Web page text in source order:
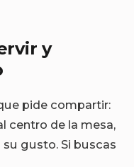
y
pide compartir:
centro de la mesa,
gusto. Si buscas